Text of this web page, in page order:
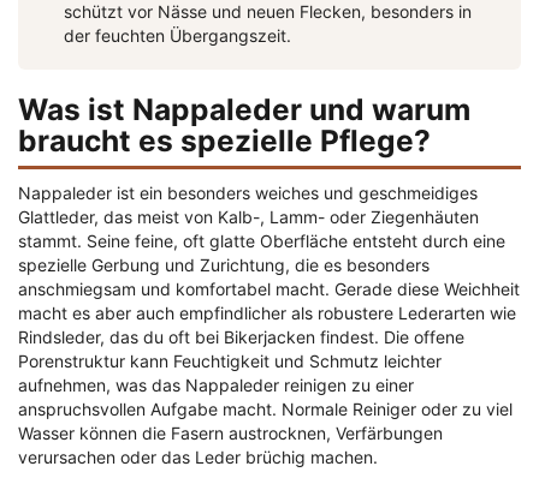
schützt vor Nässe und neuen Flecken, besonders in
der feuchten Übergangszeit.
Was ist Nappaleder und warum
braucht es spezielle Pflege?
Nappaleder ist ein besonders weiches und geschmeidiges
Glattleder, das meist von Kalb-, Lamm- oder Ziegenhäuten
stammt. Seine feine, oft glatte Oberfläche entsteht durch eine
spezielle Gerbung und Zurichtung, die es besonders
anschmiegsam und komfortabel macht. Gerade diese Weichheit
macht es aber auch empfindlicher als robustere Lederarten wie
Rindsleder, das du oft bei Bikerjacken findest. Die offene
Porenstruktur kann Feuchtigkeit und Schmutz leichter
aufnehmen, was das Nappaleder reinigen zu einer
anspruchsvollen Aufgabe macht. Normale Reiniger oder zu viel
Wasser können die Fasern austrocknen, Verfärbungen
verursachen oder das Leder brüchig machen.